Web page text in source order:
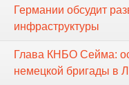
Германии обсудит
инфраструктуры
Глава КНБО Сейма:
немецкой бригады в